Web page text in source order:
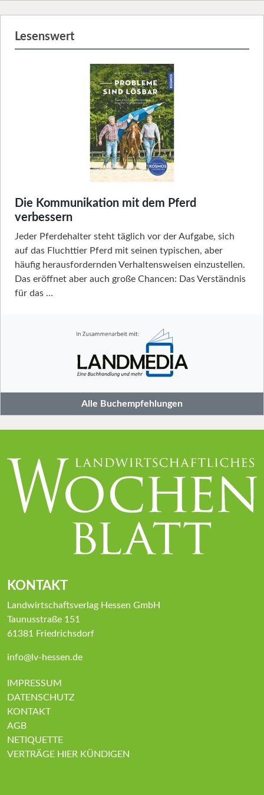
Lesenswert
Die Kommunikation mit dem Pferd
verbessern
Jeder Pferdehalter steht täglich vor der Aufgabe, sich
auf das Fluchttier Pferd mit seinen typischen, aber
häufig herausfordernden Verhaltensweisen einzustellen.
Das eröffnet aber auch große Chancen: Das Verständnis
für das …
Alle Buchempfehlungen
KONTAKT
Landwirtschaftsverlag Hessen GmbH
Taunusstraße 151
61381 Friedrichsdorf
info@lv-hessen.de
IMPRESSUM
DATENSCHUTZ
KONTAKT
AGB
NETIQUETTE
VERTRÄGE HIER KÜNDIGEN